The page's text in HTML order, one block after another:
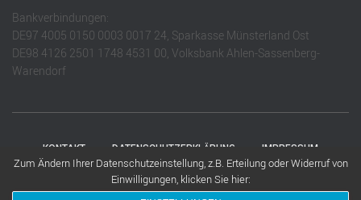
Bankverbindungen:
DE97 4005 0150 0003 0017 24, Sparkasse Münsterland Ost
DE98 4126 2501 1748 4531 00, Volksbank Ahlen-Sassenberg-
Warendorf
KONTAKT DATENSCHUTZERKLÄRUNG IMPRESSUM
Hestia | Entwickelt vonThemeIsle
Zum Ändern Ihrer Datenschutzeinstellung, z.B. Erteilung oder Widerruf von
Einwilligungen, klicken Sie hier: